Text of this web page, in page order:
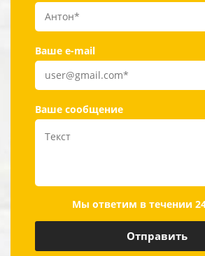
Ваше e-mail
Ваше сообщение
Мы ответим в течении